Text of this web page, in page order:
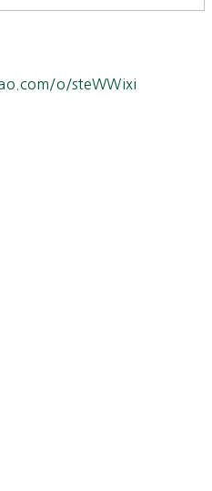
o/steWWixi